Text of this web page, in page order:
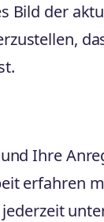
Bild der
Ihre
erfahren